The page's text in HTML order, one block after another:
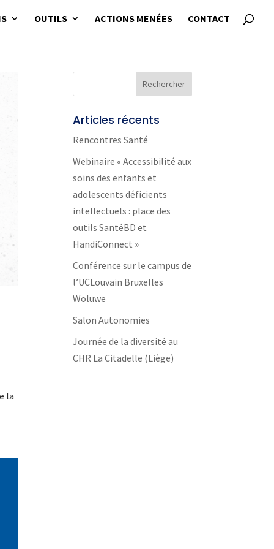
OUTILS ACTIONS MENÉES CONTACT
la
Articles récents
Rencontres Santé
Webinaire « Accessibilité aux
soins des enfants et
adolescents déficients
intellectuels : place des
outils SantéBD et
HandiConnect »
Conférence sur le campus de
l’UCLouvain Bruxelles
Woluwe
Salon Autonomies
Journée de la diversité au
CHR La Citadelle (Liège)